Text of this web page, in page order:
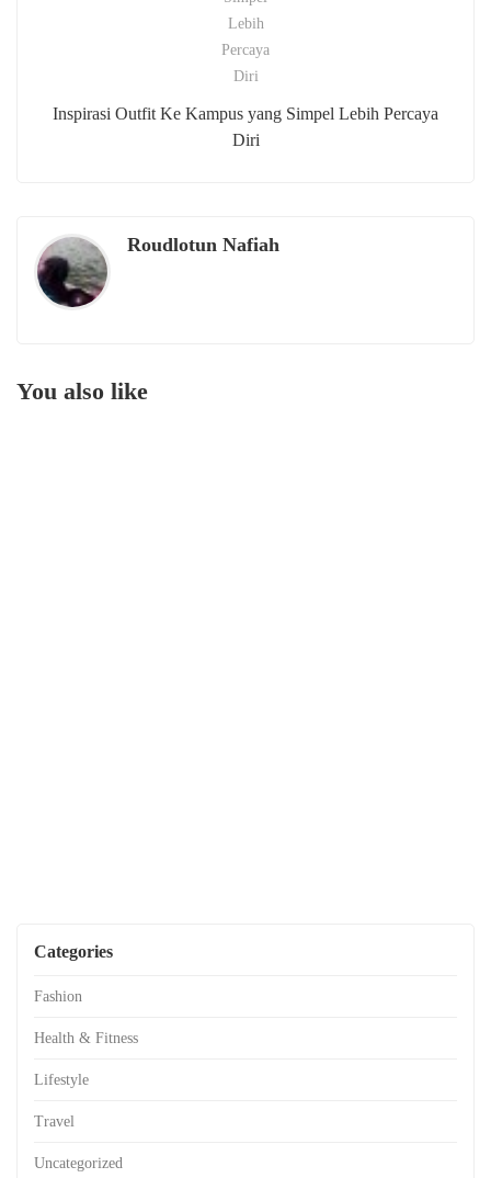
Inspirasi Outfit Ke Kampus yang Simpel Lebih Percaya
Diri
Roudlotun Nafiah
You also like
Categories
Fashion
Health & Fitness
Lifestyle
Travel
Uncategorized